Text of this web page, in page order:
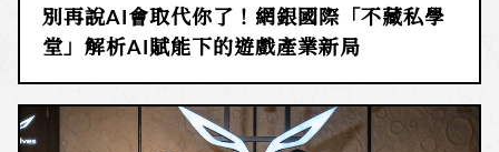
別再說AI會取代你了！網銀國際「不藏私學
堂」解析AI賦能下的遊戲產業新局